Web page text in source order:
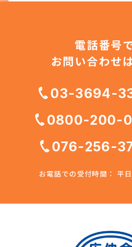
電話番号
お問い合わせ
03-3694-
0800-200-
076-256-
お電話での受付時間： 平